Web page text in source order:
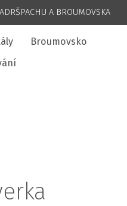
A BROUMOVSKA
Broumovsko